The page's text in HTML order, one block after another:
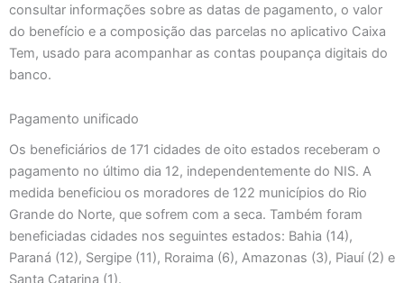
consultar informações sobre as datas de pagamento, o valor
do benefício e a composição das parcelas no aplicativo Caixa
Tem, usado para acompanhar as contas poupança digitais do
banco.
Pagamento unificado
Os beneficiários de 171 cidades de oito estados receberam o
pagamento no último dia 12, independentemente do NIS. A
medida beneficiou os moradores de 122 municípios do Rio
Grande do Norte, que sofrem com a seca. Também foram
beneficiadas cidades nos seguintes estados: Bahia (14),
Paraná (12), Sergipe (11), Roraima (6), Amazonas (3), Piauí (2) e
Santa Catarina (1).